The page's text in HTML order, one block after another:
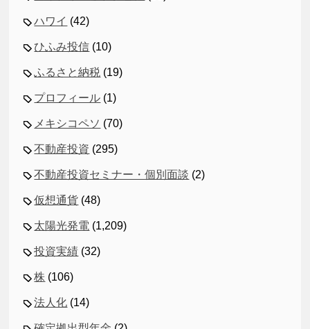
ハワイ (42)
ひふみ投信 (10)
ふるさと納税 (19)
プロフィール (1)
メキシコペソ (70)
不動産投資 (295)
不動産投資セミナー・個別面談 (2)
仮想通貨 (48)
太陽光発電 (1,209)
投資実績 (32)
株 (106)
法人化 (14)